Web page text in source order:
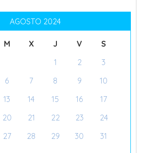
AGOSTO 2024
M X J V
S
1
2
3
6 7 8 9
10
13 14 15 16
17
20 21 22 23
24
27 28 29 30 31